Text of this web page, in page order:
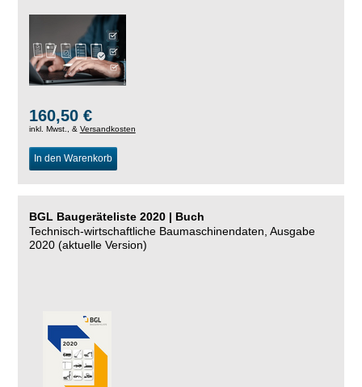
160,50 €
inkl. Mwst., & Versandkosten
In den Warenkorb
BGL Baugeräteliste 2020 | Buch
Technisch-wirtschaftliche Baumaschinendaten, Ausgabe
2020 (aktuelle Version)